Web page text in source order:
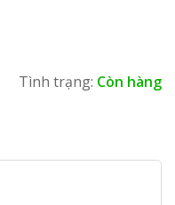
Tình trạng: Còn hàng